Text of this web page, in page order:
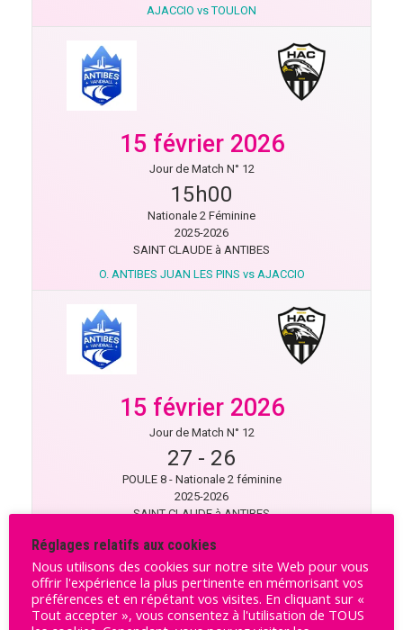
AJACCIO vs TOULON
15 février 2026
Jour de Match N° 12
15h00
Nationale 2 Féminine
2025-2026
SAINT CLAUDE à ANTIBES
O. ANTIBES JUAN LES PINS vs AJACCIO
15 février 2026
Jour de Match N° 12
27 - 26
POULE 8 - Nationale 2 féminine
2025-2026
SAINT CLAUDE à ANTIBES
O. ANTIBES JUAN LES PINS vs AJACCIO
Réglages relatifs aux cookies
Nous utilisons des cookies sur notre site Web pour vous
offrir l'expérience la plus pertinente en mémorisant vos
préférences et en répétant vos visites. En cliquant sur «
Tout accepter », vous consentez à l'utilisation de TOUS